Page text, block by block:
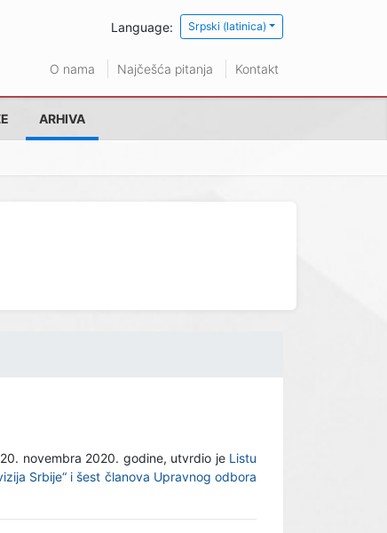
Language: Srpski (latinica)
O nama Najčešća pitanja Kontakt
ARHIVA
novembra 2020. godine, utvrdio je Listu
Srbije“ i šest članova Upravnog odbora